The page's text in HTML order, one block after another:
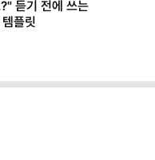
듣기 전에 쓰는
플릿